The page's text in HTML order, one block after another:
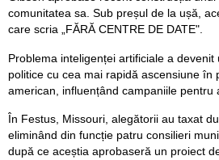
comunitatea sa. Sub preșul de la ușă,
care scria „FĂRĂ CENTRE DE DATE".
Problema inteligenței artificiale a
politice cu cea mai rapidă ascensiune în
american, influențând campaniile pentru
În Festus, Missouri, alegătorii au taxat
eliminând din funcție patru consilieri
după ce aceștia aprobaseră un proiect